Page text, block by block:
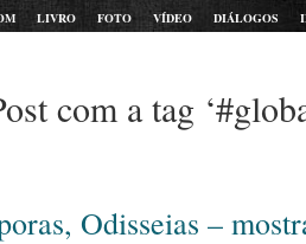
LIVRO FOTO VÍDEO DIÁLOGOS
com a tag
Odisseias –